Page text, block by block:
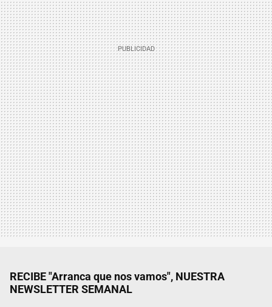
RECIBE "Arranca que nos vamos", NUESTRA
NEWSLETTER SEMANAL